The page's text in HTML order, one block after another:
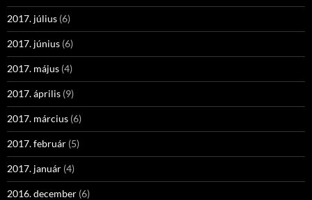
2017. július (6)
2017. június (6)
2017. május (4)
2017. április (9)
2017. március (6)
2017. február (5)
2017. január (4)
2016. december (6)